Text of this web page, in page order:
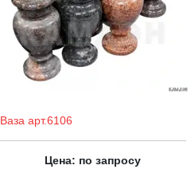
Ваза арт.6106
Цена: по запросу